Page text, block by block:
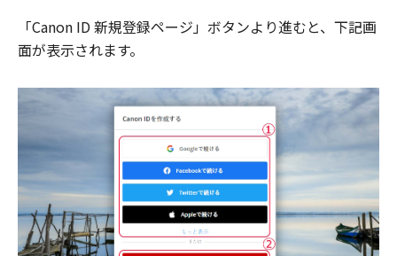
「Canon ID 新規登録ページ」ボタンより進むと、下記画
面が表示されます。